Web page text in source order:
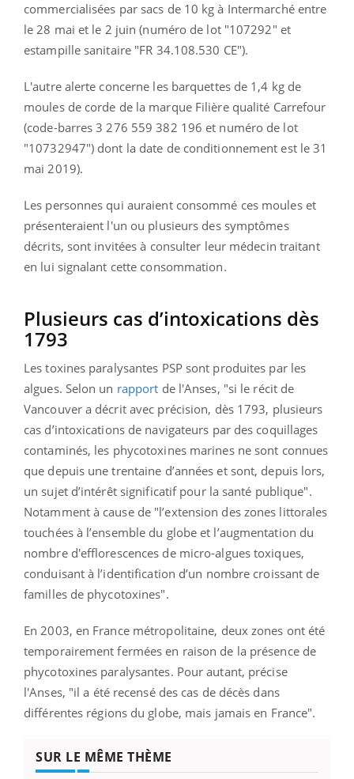
commercialisées par sacs de 10 kg à Intermarché entre
le 28 mai et le 2 juin (numéro de lot "107292" et
estampille sanitaire "FR 34.108.530 CE").
L'autre alerte concerne les barquettes de 1,4 kg de
moules de corde de la marque Filière qualité Carrefour
(code-barres 3 276 559 382 196 et numéro de lot
"10732947") dont la date de conditionnement est le 31
mai 2019).
Les personnes qui auraient consommé ces moules et
présenteraient l'un ou plusieurs des symptômes
décrits, sont invitées à consulter leur médecin traitant
en lui signalant cette consommation.
Plusieurs cas d’intoxications dès
1793
Les toxines paralysantes PSP sont produites par les
algues. Selon un rapport de l'Anses, "si le récit de
Vancouver a décrit avec précision, dès 1793, plusieurs
cas d’intoxications de navigateurs par des coquillages
contaminés, les phycotoxines marines ne sont connues
que depuis une trentaine d’années et sont, depuis lors,
un sujet d’intérêt significatif pour la santé publique".
Notamment à cause de "l’extension des zones littorales
touchées à l’ensemble du globe et l’augmentation du
nombre d'efflorescences de micro-algues toxiques,
conduisant à l’identification d’un nombre croissant de
familles de phycotoxines".
En 2003, en France métropolitaine, deux zones ont été
temporairement fermées en raison de la présencede
phycotoxines paralysantes. Pour autant, précise
l'Anses, "il a été recensé des cas de décès dans
différentes régions du globe, mais jamais en France".
SUR LE MÊME THÈME